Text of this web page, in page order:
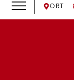
ORT
WIR ÖFFNEN